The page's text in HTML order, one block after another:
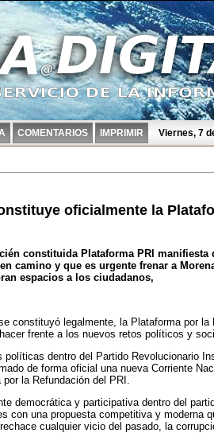
COMENTARIOS IMPRIMIR Viernes, 7
oficialmente la
constituida Plataforma PRI
camino y que es urgente frenar a
espacios a los ciudadanos,
constituyó legalmente, la Plataforma por
frente a los nuevos retos políticos y
dentro del Partido Revolucionario
de forma oficial una nueva Corriente
la Refundación del PRI.
democrática y participativa dentro del
con una propuesta competitiva y moderna
cualquier vicio del pasado, la